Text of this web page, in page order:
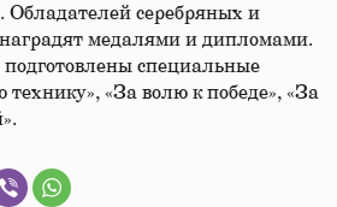
Обладателей серебряных и
медалями и дипломами.
специальные
«За волю к победе», «За